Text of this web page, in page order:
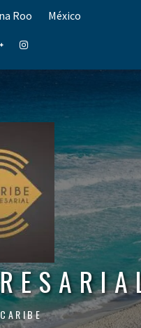
Roo México
Instagram